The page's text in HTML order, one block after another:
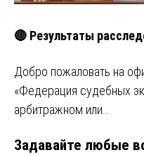
🔴 Результаты
Добро пожаловать на
«Федерация судебных
арбитражном или…
Задавайте любые